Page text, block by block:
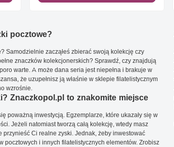
pocztowe?
Samodzielnie zacząłeś zbierać swoją kolekcję czy
znaczków kolekcjonerskich? Sprawdź, czy znajdują
warte. A może dana seria jest niepełna i brakuje w
że uzupełnisz ją właśnie w sklepie filatelistycznym
wzrośnie.
Znaczkopol.pl to znakomite miejsce
poważną inwestycją. Egzemplarze, które ukazały się w
Jeżeli natomiast tworzą całą kolekcję, wtedy masz
przynieść Ci realne zyski. Jednak, żeby inwestować
pocztowych i innych filatelistycznych elementów. Zrobisz